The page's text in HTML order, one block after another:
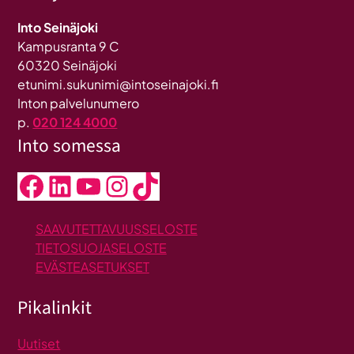
Into Seinäjoki
Kampusranta 9 C
60320 Seinäjoki
etunimi.sukunimi@intoseinajoki.fi
Inton palvelunumero
p. 020 124 4000
Into somessa
Facebook LinkedIn YouTube InstagramTikTok
SAAVUTETTAVUUSSELOSTE
TIETOSUOJASELOSTE
EVÄSTEASETUKSET
Pikalinkit
Uutiset